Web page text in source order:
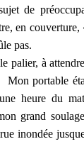
de
en
pas.
palier, à
portable
heure du
grand
inondée